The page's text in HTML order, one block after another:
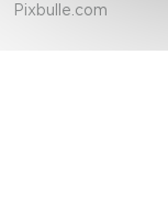
Pixbulle.com